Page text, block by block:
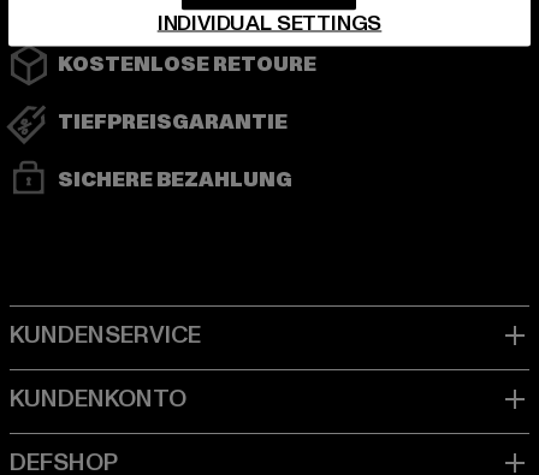
KOSTENLOSE RETOURE
TIEFPREISGARANTIE
SICHERE BEZAHLUNG
INDIVIDUAL SETTINGS